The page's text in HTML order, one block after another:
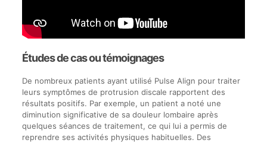
Études de cas ou témoignages
De nombreux patients ayant utilisé Pulse Align pour traiter
leurs symptômes de protrusion discale rapportent des
résultats positifs. Par exemple, un patient a noté une
diminution significative de sa douleur lombaire après
quelques séances de traitement, ce qui lui a permis de
reprendre ses activités physiques habituelles. Des